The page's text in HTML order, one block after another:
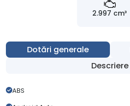
2.997 cm³
Dotări generale
Descriere
ABS